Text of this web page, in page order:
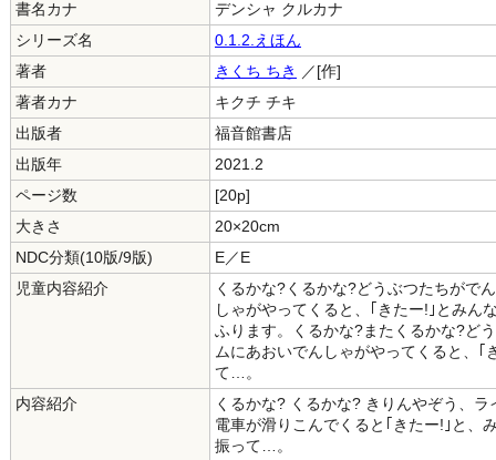
書名カナ
デンシャ クルカナ
シリーズ名
0.1.2.えほん
著者
きくち ちき
／[作]
著者カナ
キクチ チキ
出版者
福音館書店
出版年
2021.2
ページ数
[20p]
大きさ
20×20cm
NDC分類(10版/9版)
E／E
児童内容紹介
くるかな?くるかな?どうぶつたちがで
しゃがやってくると、｢きたー!｣とみん
ふります。くるかな?またくるかな?ど
ムにあおいでんしゃがやってくると、
て…。
内容紹介
くるかな? くるかな? きりんやぞう、
電車が滑りこんでくると｢きたー!｣と、
振って…。